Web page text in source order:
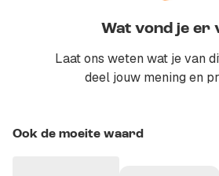
Wat vond je er
Laat ons weten wat je van
deel jouw mening en
Ook de moeite waard